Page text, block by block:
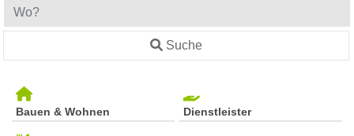
Suche
Bauen & Wohnen Dienstleister